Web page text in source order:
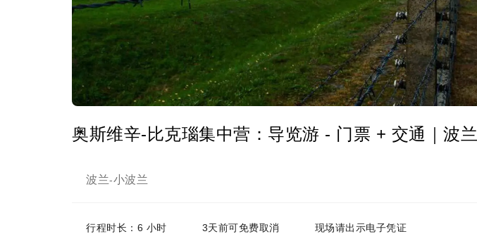
奥斯维辛-比克瑙集中营：导览游 - 门票 + 交通｜波兰
波兰-小波兰
行程时长：6 小时 3天前可免费取消 现场请出示电子凭证